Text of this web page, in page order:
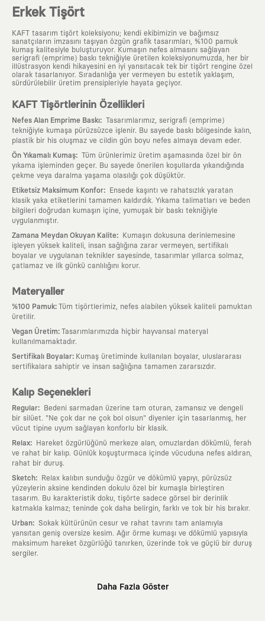
Erkek Tişört
KAFT tasarım tişört koleksiyonu; kendi ekibimizin ve bağımsız
sanatçıların imzasını taşıyan özgün grafik tasarımları, %100 pamuk
kumaş kalitesiyle buluşturuyor. Kumaşın nefes almasını sağlayan
serigrafi (emprime) baskı tekniğiyle üretilen koleksiyonumuzda, her bir
illüstrasyon kendi hikayesini en iyi yansıtacak tek bir tişört rengine özel
olarak tasarlanıyor. Sıradanlığa yer vermeyen bu estetik yaklaşım,
sürdürülebilir üretim prensipleriyle hayata geçiyor.
KAFT Tişörtlerinin Özellikleri
Nefes Alan Emprime Baskı: Tasarımlarımız, serigrafi (emprime)
tekniğiyle kumaşa pürüzsüzce işlenir. Bu sayede baskı bölgesinde kalın,
plastik bir his oluşmaz ve cildin gün boyu nefes almaya devam eder.
Ön Yıkamalı Kumaş: Tüm ürünlerimiz üretim aşamasında özel bir ön
yıkama işleminden geçer. Bu sayede önerilen koşullarda yıkandığında
çekme veya daralma yaşama olasılığı çok düşüktür.
Etiketsiz Maksimum Konfor:
Ensede kaşıntı ve rahatsızlık yaratan
klasik yaka etiketlerini tamamen kaldırdık. Yıkama talimatları ve beden
bilgileri doğrudan kumaşın içine, yumuşak bir baskı tekniğiyle
uygulanmıştır.
Zamana Meydan Okuyan Kalite:
Kumaşın dokusuna derinlemesine
işleyen yüksek kaliteli, insan sağlığına zarar vermeyen, sertifikalı
boyalar ve uygulanan teknikler sayesinde, tasarımlar yıllarca solmaz,
çatlamaz ve ilk günkü canlılığını korur.
Materyaller
%100 Pamuk: Tüm tişörtlerimiz, nefes alabilen yüksek kaliteli pamuktan
üretilir.
Vegan Üretim: Tasarımlarımızda hiçbir hayvansal materyal
kullanılmamaktadır.
Sertifikalı Boyalar: Kumaş üretiminde kullanılan boyalar, uluslararası
sertifikalara sahiptir ve insan sağlığına tamamen zararsızdır.
Kalıp Seçenekleri
Regular:
Bedeni sarmadan üzerine tam oturan, zamansız ve dengeli
bir silüet. "Ne çok dar ne çok bol olsun" diyenler için tasarlanmış, her
vücut tipine uyum sağlayan konforlu bir klasik.
Relax:
Hareket özgürlüğünü merkeze alan, omuzlardan dökümlü, ferah
ve rahat bir kalıp. Günlük koşuşturmaca içinde vücuduna nefes aldıran,
rahat bir duruş.
Sketch:
Relax kalıbın sunduğu özgür ve dökümlü yapıyı, pürüzsüz
yüzeylerin aksine kendinden dokulu özel bir kumaşla birleştiren
tasarım. Bu karakteristik doku, tişörte sadece görsel bir derinlik
katmakla kalmaz; teninde çok daha belirgin, farklı ve tok bir his bırakır.
Urban: Sokak kültürünün cesur ve rahat tavrını tam anlamıyla
yansıtan geniş oversize kesim. Ağır örme kumaşı ve dökümlü yapısıyla
maksimum hareket özgürlüğü tanırken, üzerinde tok ve güçlü bir duruş
sergiler.
Daha Fazla Göster